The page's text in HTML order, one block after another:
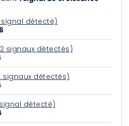
signal détecté)
signaux détectés)
signaux détectés)
détecté)